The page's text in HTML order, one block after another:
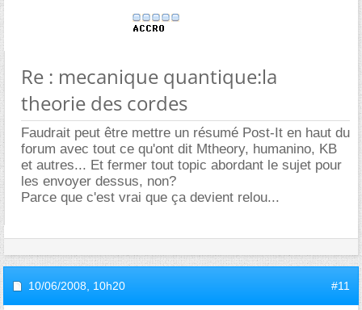
Re : mecanique quantique:la
theorie des cordes
Faudrait peut être mettre un résumé Post-It en haut du
forum avec tout ce qu'ont dit Mtheory, humanino, KB
et autres... Et fermer tout topic abordant le sujet pour
les envoyer dessus, non?
Parce que c'est vrai que ça devient relou...
10/06/2008, 10h20 #11